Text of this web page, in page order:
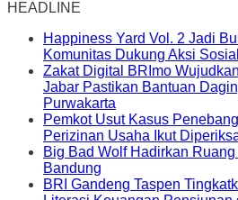
HEADLINE
Happiness Yard Vol. 2 Jadi
Komunitas Dukung Aksi
Zakat Digital BRImo
Jabar Pastikan Bantuan
Purwakarta
Pemkot Usut Kasus
Perizinan Usaha Ikut
Big Bad Wolf Hadirkan
Bandung
BRI Gandeng Taspen